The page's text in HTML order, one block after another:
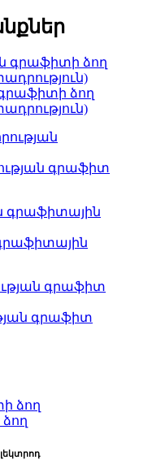
ձող
գրաֆիտ
գրաֆիտ